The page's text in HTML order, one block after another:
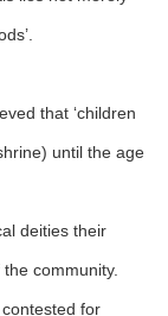
that ‘children
until the age
deities their
community.
for